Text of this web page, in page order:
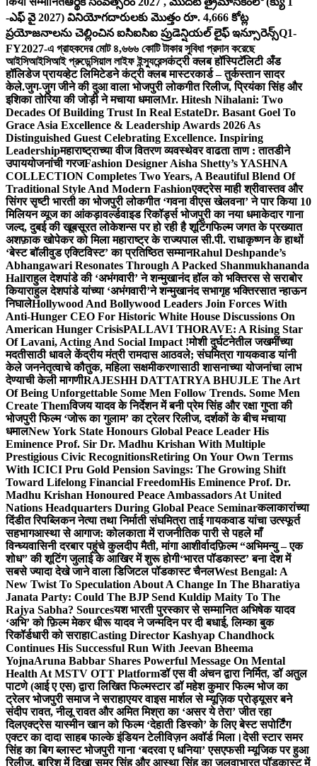
-ఎఫ్ వై 2027) వినియోగదారులకు మొత్తం రూ. 4,666 కోట్ల
ప్రయోజనాలను చెల్లించిన ఐసిఐసిఐ ప్రుడెన్షియల్ లైఫ్ ఇన్సూరెన్స్Q1-
FY2027-এ গ্রাহকদের মোট ৪,৬৬৬ কোটি টাকার সুবিধা প্রদান করেছে
আইসিআইসিআই প্রুডেন্সিয়াল লাইফ ইন্স্যুরেন্সकंट्री क्लब हॉस्पिटॅलिटी अँड
हॉलिडेज प्रायव्हेट लिमिटेडने कंट्री क्लब मास्टरकार्ड – तुर्कस्तान सादर
केले.जुग-जुग जीने की दुआ वाला भोजपुरी लोकगीत रिलीज, प्रियंका सिंह और
इशिका तोरिया की जोड़ी ने मचाया धमालMr. Hitesh Nihalani: Two
Decades Of Building Trust In Real EstateDr. Basant Goel To
Grace Asia Excellence & Leadership Awards 2026 As
Distinguished Guest Celebrating Excellence. Inspiring
Leadershipमहाराष्ट्राच्या वीज वितरण व्यवस्थेवर वाढता ताण : तातडीने
उपाययोजनांची गरजFashion Designer Aisha Shetty’s YASHNA
COLLECTION Completes Two Years, A Beautiful Blend Of
Traditional Style And Modern Fashionएक्ट्रेस माही श्रीवास्तव और
सिंगर सृष्टी भारती का भोजपुरी लोकगीत ‘गवना वीएस खेलवना’ ने पार किया 10
मिलियन व्यूज का आंकड़ावर्ल्डवाइड रिकॉर्ड्स भोजपुरी का नया धमाकेदार गाना
जल्द, दुबई की खूबसूरत लोकेशन्स पर हो रही है शूटिंगफिल्म जगत के प्रख्यात
अशफ़ाक खोपेकर को मिला महाराष्ट्र के राज्यपाल सी.पी. राधाकृष्णन के हाथों
‘बेस्ट बॉलीवुड एक्टिविस्ट’ का प्रतिष्ठित सम्मानRahul Deshpande’s
Abhangawari Resonates Through A Packed Shanmukhananda
Hallराहुल देशपांडे की ‘अभंगवारी’ ने शन्मुखानंद हॉल को भक्तिरस से सराबोर
कियाराहुल देशपांडे यांच्या ‘अभंगवारी’ने शन्मुखानंद सभागृह भक्तिरसात न्हाऊन
निघालेHollywood And Bollywood Leaders Join Forces With
Anti-Hunger CEO For Historic White House Discussions On
American Hunger CrisisPALLAVI THORAVE: A Rising Star
Of Lavani, Acting And Social Impact !मोशी दुर्घटनेतील जखमींच्या
मदतीसाठी धावले केंद्रीय मंत्री रामदास आठवले; संघमित्रा गायकवाड यांनी
केले जननेतृत्वाचे कौतुक, महिला सक्षमीकरणासाठी शासनाच्या योजनांचा लाभ
देण्याची केली मागणीRAJESHH DATTATRYA BHUJLE The Art
Of Being Unforgettable Some Men Follow Trends. Some Men
Create Themविजय यादव के निर्देशन में बनी प्रेम सिंह और रक्षा गुप्ता की
भोजपुरी फिल्म ‘जोरू का गुलाम’ का ट्रेलर रिलीज, दर्शकों के बीच मचाया
धमालNew York State Honours Global Peace Leader His
Eminence Prof. Sir Dr. Madhu Krishan With Multiple
Prestigious Civic RecognitionsRetiring On Your Own Terms
With ICICI Pru Gold Pension Savings: The Growing Shift
Toward Lifelong Financial FreedomHis Eminence Prof. Dr.
Madhu Krishan Honoured Peace Ambassadors At United
Nations Headquarters During Global Peace Seminarकलाकारांच्या
दिंडीत रिपब्लिकन नेत्या तथा निर्माती संघमित्रा ताई गायकवाड यांचा उत्स्फूर्त
सहभागआस्था से आगाज: कोलकाता में राजनीतिक पारी से पहले माँ
विन्ध्यवासिनी दरबार पहुंचे कुलदीप मैती, मांगा आशीर्वादफ़िल्म “अभिमन्यु – एक
शोध” की शूटिंग जुलाई के आखिर में शुरू होगी‘भारत पॉडकास्ट’ बना देश में
सबसे ज्यादा देखे जाने वाला डिजिटल पॉडकास्ट चैनलWest Bengal: A
New Twist To Speculation About A Change In The Bharatiya
Janata Party: Could The BJP Send Kuldip Maity To The
Rajya Sabha? Sourcesयश भारती पुरस्कार से सम्मानित अभिषेक यादव
‘अभि’ को फ़िल्म मेकर धीरू यादव ने जन्मदिन पर दी बधाई, लिम्का बुक
रिकॉर्डधारी को सराहाCasting Director Kashyap Chandhock
Continues His Successful Run With Jeevan Bheema
YojnaAruna Babbar Shares Powerful Message On Mental
Health At MSTV OTT Platformडॉ एस वी अंचन द्वारा निर्मित, डॉ अतुल
पाटणे (आई ए एस) द्वारा लिखित फिल्मस्टार डॉ महेश कुमार फिल्म भोज का
ट्रेलर भोजपुरी समाज ने सराहाएयर वाइस मार्शल से म्यूज़िक प्रोड्यूसर बने
संदीप रावत, नीलू रावत और अमित मिश्रा का ‘असर ये तेरा’ जीत रहा
दिलएक्ट्रेस यास्मीन खान को फिल्म ‘देहाती डिस्को’ के लिए बेस्ट सपोर्टिंग
एक्टर का दादा साहब फाल्के इंडियन टेलीविज़न अवॉर्ड मिला।देसी स्टार समर
सिंह का बिग ब्लास्ट भोजपुरी गाना ‘बदरवा ए धनिया’ एसएफसी म्यूजिक पर हुआ
रिलीज, बारिश में दिखा समर सिंह और आस्था सिंह का जलवाभारत पॉडकास्ट में